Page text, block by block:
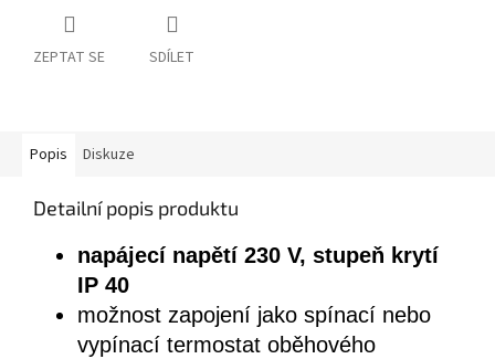
ZEPTAT SE SDÍLET
Popis Diskuze
Detailní popis produktu
napájecí napětí 230 V, stupeň krytí
IP 40
možnost zapojení jako spínací nebo
vypínací termostat oběhového